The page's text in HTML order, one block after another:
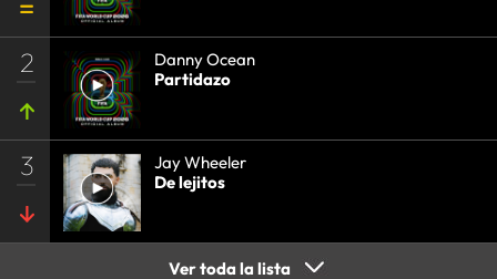
2
Danny Ocean
Partidazo
3
Jay Wheeler
De lejitos
Ver toda la lista